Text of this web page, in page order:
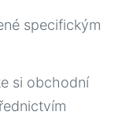
specifickým
si obchodní